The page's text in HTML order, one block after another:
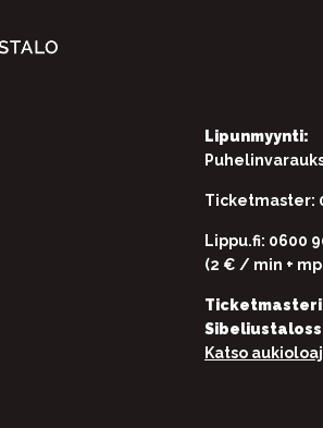
Lipunmyynti:
Ticketmaster:
Lippu.fi: 0600
(2 € / min +
Katso